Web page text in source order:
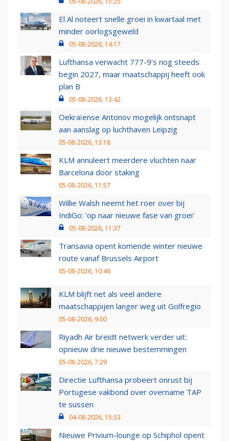
El Al noteert snelle groei in kwartaal met
minder oorlogsgeweld
05-08-2026, 14:17
Lufthansa verwacht 777-9’s nog steeds
begin 2027, maar maatschappij heeft ook
plan B
05-08-2026, 13:42
Oekraïense Antonov mogelijk ontsnapt
aan aanslag op luchthaven Leipzig
05-08-2026, 13:18
KLM annuleert meerdere vluchten naar
Barcelona door staking
05-08-2026, 11:57
Willie Walsh neemt het roer over bij
IndiGo: 'op naar nieuwe fase van groei'
05-08-2026, 11:37
Transavia opent komende winter nieuwe
route vanaf Brussels Airport
05-08-2026, 10:46
KLM blijft net als veel andere
maatschappijen langer weg uit Golfregio
05-08-2026, 9:00
Riyadh Air breidt netwerk verder uit:
opnieuw drie nieuwe bestemmingen
05-08-2026, 7:29
Directie Lufthansa probeert onrust bij
Portugese vakbond over overname TAP
te sussen
04-08-2026, 15:33
Nieuwe Privium-lounge op Schiphol opent